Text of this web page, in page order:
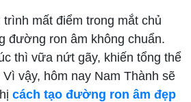
mất điểm trong mắt chủ
đường ron âm không chuẩn.
thì vữa nứt gãy, khiến tổng thể
vậy, hôm nay Nam Thành sẽ
cách tạo đường ron âm đẹp